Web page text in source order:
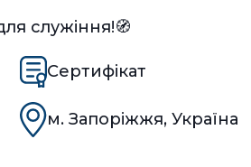
служіння!🧭
Сертифікат
м. Запоріжжя, Україна